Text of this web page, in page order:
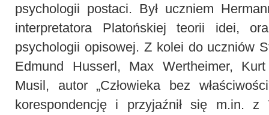
psychologii postaci. Był uczniem
interpretatora Platońskiej teorii idei,
psychologii opisowej. Z kolei do uczniów
Edmund Husserl, Max Wertheimer,
Musil, autor „Człowieka bez
korespondencję i przyjaźnił się m.in. z